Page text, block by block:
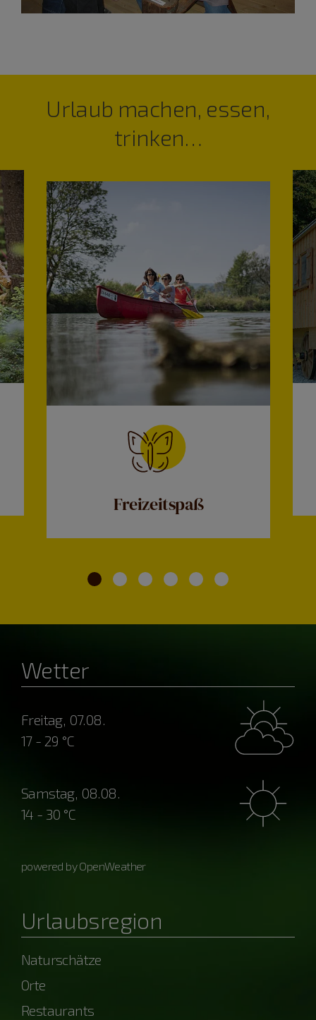
Urlaub machen, essen,
trinken…
Freizeitspaß
Wetter
Freitag, 07.08.
17 - 29 °C
Samstag, 08.08.
14 - 30 °C
powered by OpenWeather
Urlaubsregion
Naturschätze
Orte
Restaurants